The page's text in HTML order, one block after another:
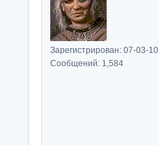
Зарегистрирован: 07-03-10
Сообщений: 1,584